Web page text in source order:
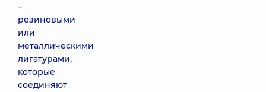
–
резиновыми
или
металлическими
лигатурами,
которые
соединяют